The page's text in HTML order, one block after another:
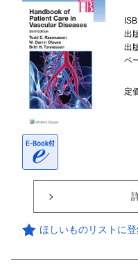
出
出
ペ
定
ほしいものリストに